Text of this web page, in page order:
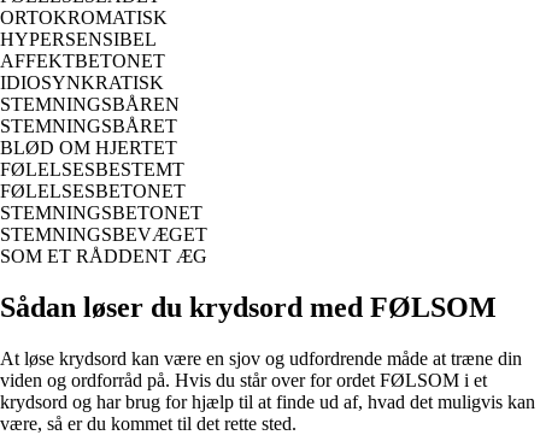
ORTOKROMATISK
HYPERSENSIBEL
AFFEKTBETONET
IDIOSYNKRATISK
STEMNINGSBÅREN
STEMNINGSBÅRET
BLØD OM HJERTET
FØLELSESBESTEMT
FØLELSESBETONET
STEMNINGSBETONET
STEMNINGSBEVÆGET
SOM ET RÅDDENT ÆG
Sådan løser du krydsord med FØLSOM
At løse krydsord kan være en sjov og udfordrende måde at træne din
viden og ordforråd på. Hvis du står over for ordet FØLSOM i et
krydsord og har brug for hjælp til at finde ud af, hvad det muligvis kan
være, så er du kommet til det rette sted.